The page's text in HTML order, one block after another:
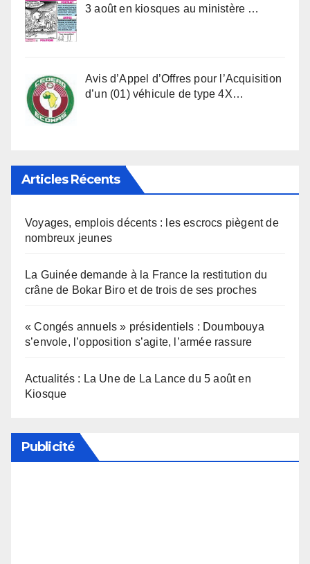
3 août en kiosques au ministère …
Avis d’Appel d’Offres pour l’Acquisition
d’un (01) véhicule de type 4X…
Articles Récents
Voyages, emplois décents : les escrocs piègent de
nombreux jeunes
La Guinée demande à la France la restitution du
crâne de Bokar Biro et de trois de ses proches
« Congés annuels » présidentiels : Doumbouya
s’envole, l’opposition s’agite, l’armée rassure
Actualités : La Une de La Lance du 5 août en
Kiosque
Publicité